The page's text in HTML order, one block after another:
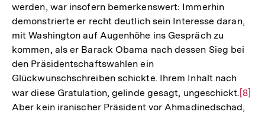
werden, war insofern bemerkenswert: Immerhin
demonstrierte er recht deutlich sein Interesse daran,
mit Washington auf Augenhöhe ins Gespräch zu
kommen, als er Barack Obama nach dessen Sieg bei
den Präsidentschaftswahlen ein
Glückwunschschreiben schickte. Ihrem Inhalt nach
war diese Gratulation, gelinde gesagt, ungeschickt. Zur
[8]
Aber kein iranischer Präsident vor Ahmadinedschad,